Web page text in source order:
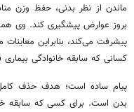
ماندن از نظر بدنی، حفظ وزن
بروز عوارض پیشگیری کند. وی
کسانی که سابقه خانوادگی
پیام ساده است؛ هدف حذف
بدن است. برای کسی که سابقه